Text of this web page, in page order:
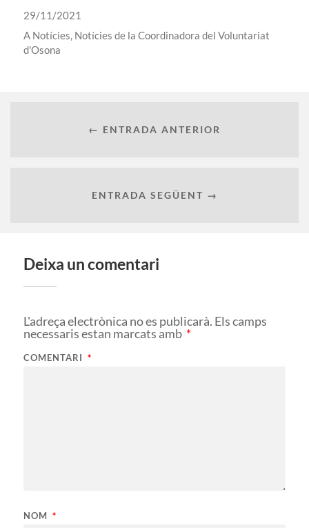
29/11/2021
A Notícies, Notícies de la Coordinadora del Voluntariat
d'Osona
← ENTRADA ANTERIOR
ENTRADA SEGÜENT →
Deixa un comentari
L'adreça electrònica no es publicarà. Els camps
necessaris estan marcats amb *
COMENTARI *
NOM *